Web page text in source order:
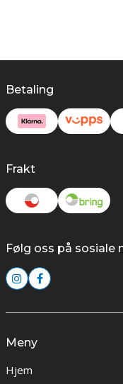
Betaling
Frakt
Følg oss på sosiale
Meny
Hjem